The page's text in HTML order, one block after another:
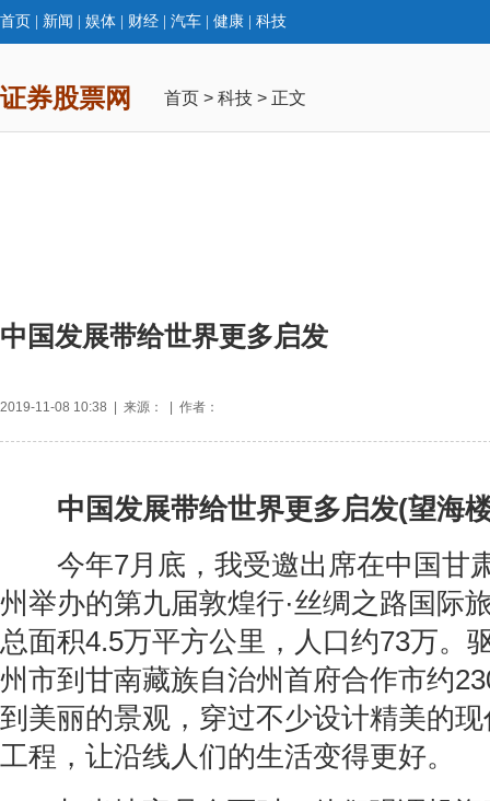
首页 新闻 娱体 财经 汽车 健康 科技
证券股票网 首页 > 科技 > 正文
中国发展带给世界更多启发
2019-11-08 10:38 | 来源： | 作者：
中国发展带给世界更多启发(望海
今年7月底，我受邀出席在中国甘
州举办的第九届敦煌行·丝绸之路国际
总面积4.5万平方公里，人口约73万。
州市到甘南藏族自治州首府合作市约
到美丽的景观，穿过不少设计精美的
工程，让沿线人们的生活变得更好。